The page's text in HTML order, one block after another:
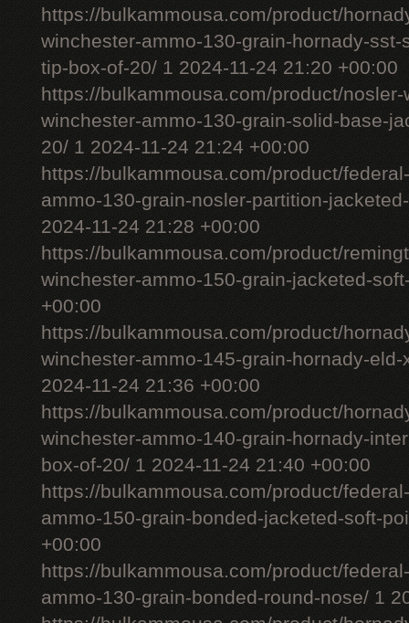
https://bulkammousa.com/product/
winchester-ammo-130-grain-hornady-
tip-box-of-20/ 1 2024-11-24 21:20 +00:00
https://bulkammousa.com/product/
winchester-ammo-130-grain-solid-base-
20/ 1 2024-11-24 21:24 +00:00
https://bulkammousa.com/product/
ammo-130-grain-nosler-partition-
2024-11-24 21:28 +00:00
https://bulkammousa.com/product/
winchester-ammo-150-grain-jacketed-
+00:00
https://bulkammousa.com/product/
winchester-ammo-145-grain-hornady-
2024-11-24 21:36 +00:00
https://bulkammousa.com/product/
winchester-ammo-140-grain-hornady-
box-of-20/ 1 2024-11-24 21:40 +00:00
https://bulkammousa.com/product/
ammo-150-grain-bonded-jacketed-soft-
+00:00
https://bulkammousa.com/product/
ammo-130-grain-bonded-round-nose/ 1